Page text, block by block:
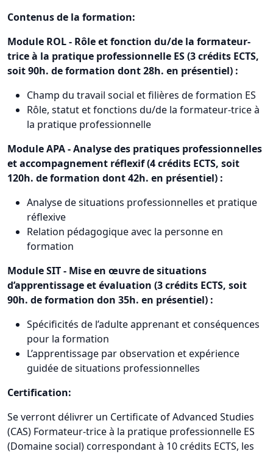
Contenus de la formation:
Module ROL - Rôle et fonction du/de la formateur-
trice à la pratique professionnelle ES (3 crédits ECTS,
soit 90h. de formation dont 28h. en présentiel) :
Champ du travail social et filières de formation ES
Rôle, statut et fonctions du/de la formateur-trice à
la pratique professionnelle
Module APA - Analyse des pratiques professionnelles
et accompagnement réflexif (4 crédits ECTS, soit
120h. de formation dont 42h. en présentiel) :
Analyse de situations professionnelles et pratique
réflexive
Relation pédagogique avec la personne en
formation
Module SIT - Mise en œuvre de situations
d’apprentissage et évaluation (3 crédits ECTS, soit
90h. de formation don 35h. en présentiel) :
Spécificités de l’adulte apprenant et conséquences
pour la formation
L’apprentissage par observation et expérience
guidée de situations professionnelles
Certification:
Se verront délivrer un Certificate of Advanced Studies
(CAS) Formateur-trice à la pratique professionnelle ES
(Domaine social) correspondant à 10 crédits ECTS, les